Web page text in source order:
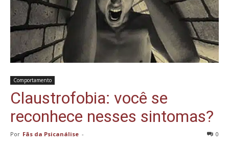
Comportamento
Claustrofobia: você se
reconhece nesses sintomas?
Por Fãs da Psicanálise - 0